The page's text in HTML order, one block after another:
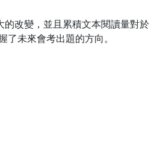
改變，並且累積文本閱讀量對於
未來會考出題的方向。